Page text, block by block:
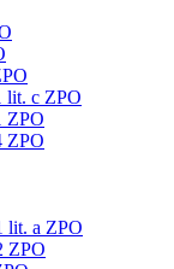
lit. c ZPO
ZPO
ZPO
lit. a ZPO
ZPO